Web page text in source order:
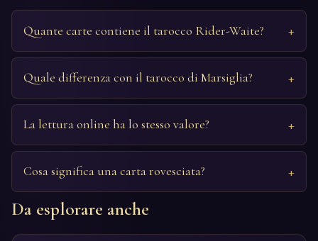
Quante carte contiene il tarocco Rider-Waite?
Quale differenza con il tarocco di Marsiglia?
La lettura online ha lo stesso valore?
Cosa significa una carta rovesciata?
Da esplorare anche